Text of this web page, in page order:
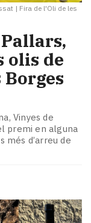
| Fira de l'Oli de les
olis de
Borges
Vinyes de
premi en alguna
d’arreu de